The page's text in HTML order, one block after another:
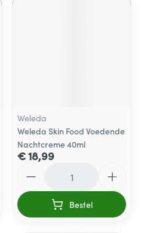
Weleda
Weleda Skin Food Voedende
Nachtcreme 40ml
€ 18,99
Bestel